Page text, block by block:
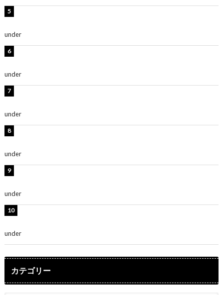
under
under
under
under
under
under
カテゴリー